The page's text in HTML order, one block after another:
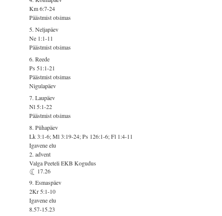
Km 6:7-24
Päästmist otsimas
5. Neljapäev
Ne 1:1-11
Päästmist otsimas
6. Reede
Ps 51:1-21
Päästmist otsimas
Nigulapäev
7. Laupäev
Nl 5:1-22
Päästmist otsimas
8. Pühapäev
Lk 3:1-6; Ml 3:19-24; Ps 126:1-6; Fl 1:4-11
Igavene elu
2. advent
Valga Peeteli EKB Kogudus
17.26
9. Esmaspäev
2Kr 5:1-10
Igavene elu
8.57-15.23